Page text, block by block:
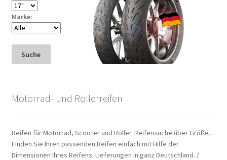
Marke:
Suche
Motorrad- und Rollerreifen
Reifen für Motorrad, Scooter und Roller. Reifensuche über Größe.
Finden Sie Ihren passenden Reifen einfach mit Hilfe der
Dimensionen Ihres Reifens. Lieferungen in ganz Deutschland. /